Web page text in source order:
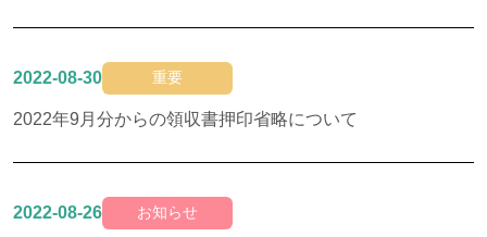
2022-08-30 重要
2022年9月分からの領収書押印省略について
2022-08-26 お知らせ